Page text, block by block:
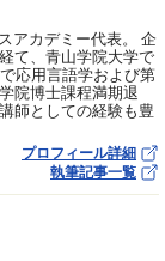
アカデミー代表。 企
て、青山学院大学で
応用言語学および第
院博士課程満期退
師としての経験も豊
プロフィール詳細
執筆記事一覧